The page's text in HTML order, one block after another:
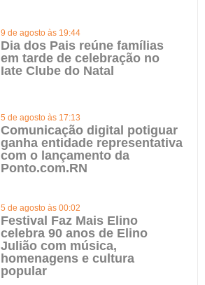
9 de agosto às 19:44
Dia dos Pais reúne famílias
em tarde de celebração no
Iate Clube do Natal
5 de agosto às 17:13
Comunicação digital potiguar
ganha entidade representativa
com o lançamento da
Ponto.com.RN
5 de agosto às 00:02
Festival Faz Mais Elino
celebra 90 anos de Elino
Julião com música,
homenagens e cultura
popular